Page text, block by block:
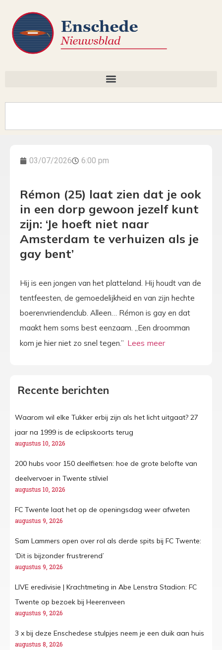
03/07/2026 6:00 pm
Rémon (25) laat zien dat je ook
in een dorp gewoon jezelf kunt
zijn: ‘Je hoeft niet naar
Amsterdam te verhuizen als je
gay bent’
Hij is een jongen van het platteland. Hij houdt van de
tentfeesten, de gemoedelijkheid en van zijn hechte
boerenvriendenclub. Alleen… Rémon is gay en dat
maakt hem soms best eenzaam. „Een droomman
kom je hier niet zo snel tegen.”
Recente berichten
Waarom wil elke Tukker erbij zijn als het licht uitgaat? 27
jaar na 1999 is de eclipskoorts terug
augustus 10, 2026
200 hubs voor 150 deelfietsen: hoe de grote belofte van
deelvervoer in Twente stilviel
augustus 10, 2026
FC Twente laat het op de openingsdag weer afweten
augustus 9, 2026
Sam Lammers open over rol als derde spits bij FC Twente:
‘Dit is bijzonder frustrerend’
augustus 9, 2026
LIVE eredivisie | Krachtmeting in Abe Lenstra Stadion: FC
Twente op bezoek bij Heerenveen
augustus 9, 2026
3 x bij deze Enschedese stulpjes neem je een duik aan huis
augustus 8, 2026